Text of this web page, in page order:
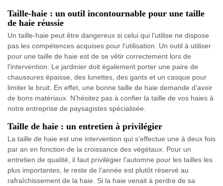
Taille-haie : un outil incontournable pour une taille
de haie réussie
Un taille-haie peut être dangereux si celui qui l'utilise ne dispose
pas les compétences acquises pour l'utilisation. Un outil à utiliser
pour une taille de haie est de se vêtir correctement lors de
l'intervention. Le jardinier doit également porter une paire de
chaussures épaisse, des lunettes, des gants et un casque pour
limiter le bruit. En effet, une bonne taille de haie demande d'avoir
de bons matériaux. N’hésitez pas à confier la taille de vos haies à
notre entreprise de paysagistes spécialisée.
Taille de haie : un entretien à privilégier
La taille de haie est une intervention qui s’effectue une à deux fois
par an en fonction de la croissance des végétaux. Pour un
entretien de qualité, il faut privilégier l’automne pour les tailles les
plus importantes, le reste de l’année est plutôt réservé au
rafraîchissement de la haie. Si la haie venait à perdre de sa